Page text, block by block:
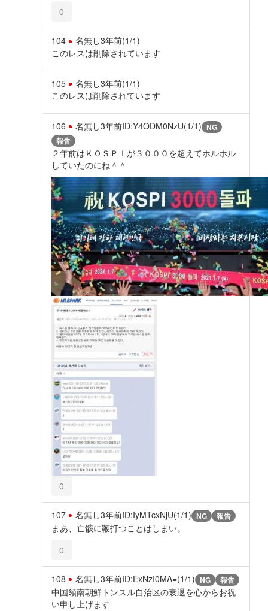
0
104 名無し3年前(1/1)
このレスは削除されています
105 名無し3年前(1/1)
このレスは削除されています
106 名無し3年前ID:Y4ODM0NzU(1/1) NG
報告
２年前はＫＯＳＰＩが３０００を超えてホルホル
していたのにね＾＾
0
107 名無し3年前ID:IyMTcxNjU(1/1) NG 報告
まあ、亡骸に鞭打つことはしまい。
0
108 名無し3年前ID:ExNzI0MA=(1/1) NG 報告
中国領南朝鮮トンスル自治区の衰退を心からお祝
い申し上げます